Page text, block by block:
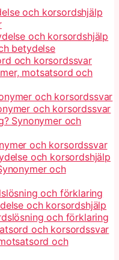
och korsordshjälp
och korsordshjälp
betydelse
och korsordssvar
motsatsord och
och korsordssvar
och korsordssvar
Synonymer och
och korsordssvar
och korsordshjälp
och
och förklaring
och korsordshjälp
och förklaring
och korsordssvar
och